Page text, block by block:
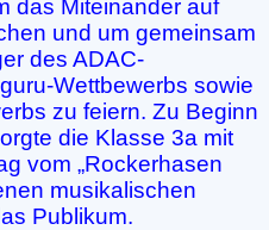
das Miteinander auf
und um gemeinsam
des ADAC-
Wettbewerbs sowie
zu feiern. Zu Beginn
die Klasse 3a mit
vom „Rockerhasen
musikalischen
Publikum.